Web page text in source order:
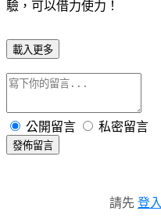
驗，可以借力使力！
載入更多
公開留言 私密留言
發佈留言
請先 登入